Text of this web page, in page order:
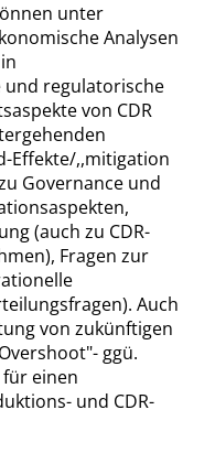
unter
Analysen
und regulatorische
von CDR
Effekte/,,mitigation
Governance und
(auch zu CDR-
Fragen zur
Auch
von zukünftigen
ggü.
einen
und CDR-